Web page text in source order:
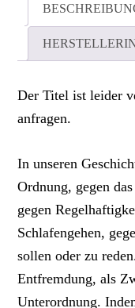
Der Titel ist leider
anfragen.
In unseren
Ordnung, gegen
gegen
Schlafengehen,
sollen oder zu
Entfremdung, als
Unterordnung.